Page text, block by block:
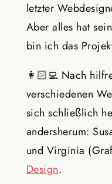
letzter
Aber alles hat
bin ich das
👩🏻‍💻 Nach
verschiedenen
sich schließlich
andersherum:
und Virginia
Design.